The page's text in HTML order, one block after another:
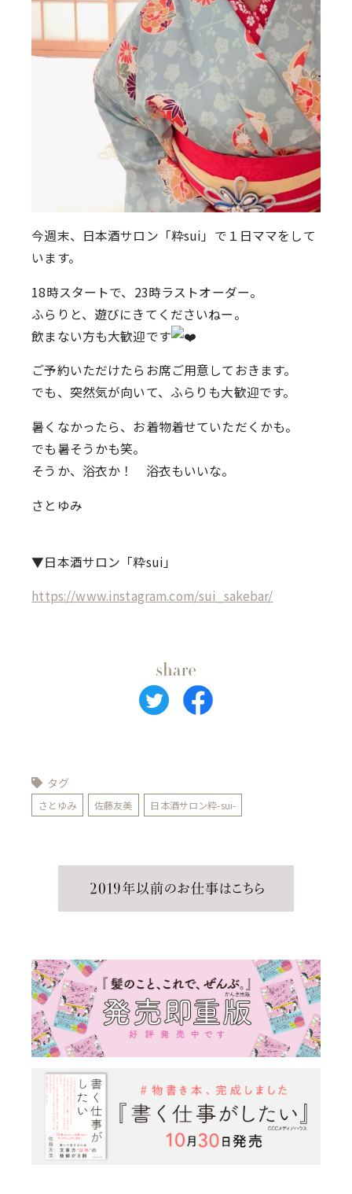
今週末、日本酒サロン「粋sui」で１日ママをして
います。
18時スタートで、23時ラストオーダー。
ふらりと、遊びにきてくださいねー。
飲まない方も大歓迎です
ご予約いただけたらお席ご用意しておきます。
でも、突然気が向いて、ふらりも大歓迎です。
暑くなかったら、お着物着せていただくかも。
でも暑そうかも笑。
そうか、浴衣か！ 浴衣もいいな。
さとゆみ
▼日本酒サロン「粋sui」
https://www.instagram.com/sui_sakebar/
タグ
さとゆみ 佐藤友美 日本酒サロン粋-sui-